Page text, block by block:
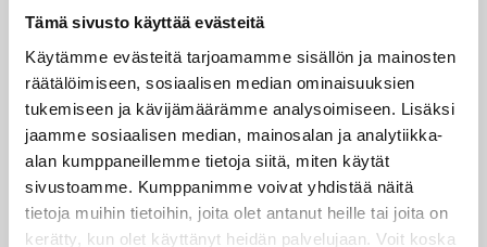
Tämä sivusto käyttää evästeitä
Käytämme evästeitä tarjoamamme sisällön ja mainosten
räätälöimiseen, sosiaalisen median ominaisuuksien
tukemiseen ja kävijämäärämme analysoimiseen. Lisäksi
jaamme sosiaalisen median, mainosalan ja analytiikka-
alan kumppaneillemme tietoja siitä, miten käytät
sivustoamme. Kumppanimme voivat yhdistää näitä
tietoja muihin tietoihin, joita olet antanut heille tai joita on
kerätty, kun olet käyttänyt heidän palvelujaan. Voit koska
Liigamittelöt jatkuvat JYPin osalta seuraavan kerran
lauantaina, jolloin LähiTapiola Areenalla nähdään
jälleen kierroksen kärkikamppailu. Tuolloin kolmatta
sijaansa Lukko-voitolla vahvistanut JYP saa vastaansa
sarjajohtaja Tampereen Tapparan.
– Joukkueessa on tosi hyvä draivi päällä. Tiedetään,
että pystytään haastamaan kuka vaan tässä sarjassa.